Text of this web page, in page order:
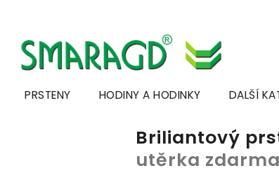
PRSTENY HODINY A HODINKY DALŠÍ
Briliantový
utěrka